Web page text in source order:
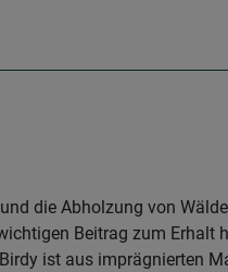
die Abholzung von
Beitrag zum Erhalt
ist aus imprägnierten